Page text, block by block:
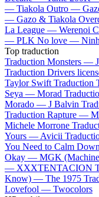
— Tiakola Outro —
— Gazo & Tiakola
La League — Werenoi
— PLK No love —
Top traduction
Traduction Monsters —
Traduction Drivers
Taylor Swift Traduction
Seya — Morad
Morado — J Balvin
Traduction Rapture —
Michele Morrone
Yours — Avicii
You Need to Calm
Okay — MGK
— XXXTENTACION
Know) — The 1975
Lovefool — Twocolors